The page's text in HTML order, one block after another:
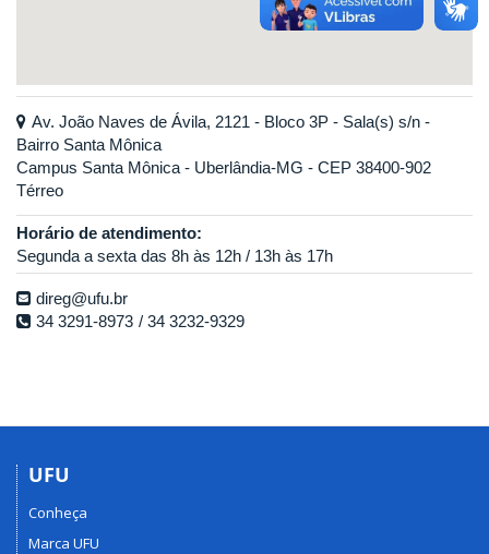
Av. João Naves de Ávila, 2121 - Bloco 3P - Sala(s) s/n -
Bairro Santa Mônica
Campus Santa Mônica - Uberlândia-MG - CEP 38400-902
Térreo
Horário de atendimento:
Segunda a sexta das 8h às 12h / 13h às 17h
direg@ufu.br
34 3291-8973
34 3232-9329
UFU
Conheça
Marca UFU